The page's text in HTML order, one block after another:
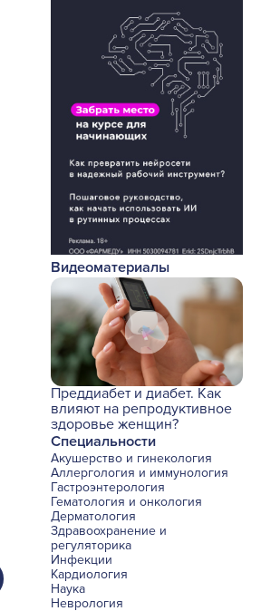
Видеоматериалы
Преддиабет и диабет. Как
влияют на репродуктивное
здоровье женщин?
Специальности
Акушерство и гинекология
Аллергология и иммунология
Гастроэнтерология
Гематология и онкология
Дерматология
Здравоохранение и
регуляторика
Инфекции
Кардиология
Наука
Неврология